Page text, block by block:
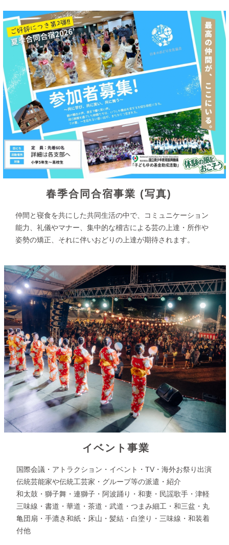
春季合同合宿事業 (写真)
仲間と寝食を共にした共同生活の中で、コミュニケーション
能力、礼儀やマナー、集中的な稽古による芸の上達・所作や
姿勢の矯正、それに伴いおどりの上達が期待されます。
イベント事業
国際会議・アトラクション・イベント・TV・海外お祭り出演
伝統芸能家や伝統⼯芸家・グループ等の派遣・紹介
和太鼓・獅子舞・連獅子・阿波踊り・和妻・民謡歌手・津軽
三味線・書道・華道・茶道・武道・つまみ細工・和三盆・丸
亀団扇・手漉き和紙・床山・髪結・白塗り・三味線・和装着
付他